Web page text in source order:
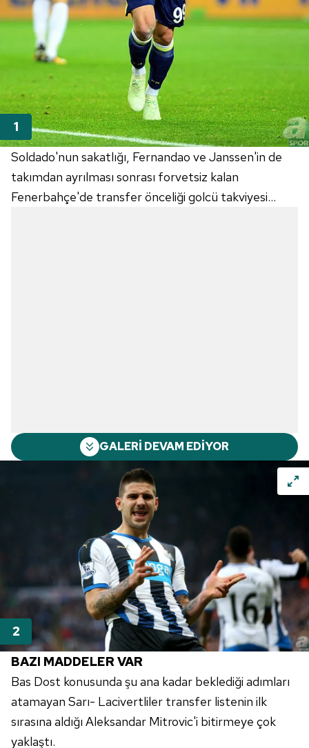
Soldado'nun sakatlığı, Fernandao ve Janssen'in de
takımdan ayrılması sonrası forvetsiz kalan
Fenerbahçe'de transfer önceliği golcü takviyesi...
GALERİ DEVAM EDİYOR
BAZI MADDELER VAR
Bas Dost konusunda şu ana kadar beklediği adımları
atamayan Sarı- Lacivertliler transfer listenin ilk
sırasına aldığı Aleksandar Mitrovic'i bitirmeye çok
yaklaştı.